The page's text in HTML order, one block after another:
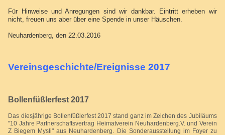
Für Hinweise und Anregungen sind wir dankbar. Eintritt erheben wir
nicht, freuen uns aber über eine Spende in unser Häuschen.
Neuhardenberg, den 22.03.2016
Vereinsgeschichte/Ereignisse 2017
Bollenfüßlerfest 2017
Das diesjährige Bollenfüßlerfest 2017 stand ganz im Zeichen des Jubiläums
"10 Jahre Partnerschaftsvertrag Heimatverein Neuhardenberg.V. und Verein
Z Biegem Mysli" aus Neuhardenberg. Die Sonderausstellung im Foyer zu